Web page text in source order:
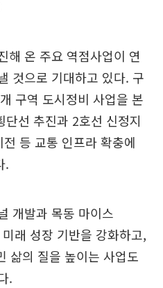
해 온 주요 역점사업이 연
것으로 기대하고 있다. 구
구역 도시정비 사업을 본
선 추진과 2호선 신정지
등 교통 인프라 확충에
.
개발과 목동 마이스
래 성장 기반을 강화하고,
의 질을 높이는 사업도
.